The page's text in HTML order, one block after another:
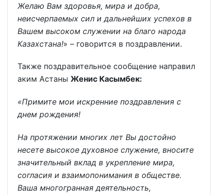
Желаю Вам здоровья, мира и добра,
неисчерпаемых сил и дальнейших успехов в
Вашем высоком служении на благо народа
Казахстана!» – говорится в поздравлении.
Также поздравительное сообщение направил
аким Астаны Женис Касымбек:
«Примите мои искренние поздравления с
днем рождения!
На протяжении многих лет Вы достойно
несете высокое духовное служение, вносите
значительный вклад в укрепление мира,
согласия и взаимопонимания в обществе.
Ваша многогранная деятельность,